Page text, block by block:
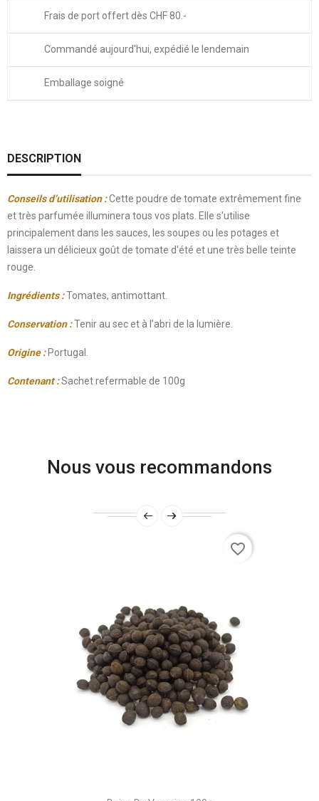
Frais de port offert dès CHF 80.-
Commandé aujourd'hui, expédié le lendemain
Emballage soigné
DESCRIPTION
Conseils d’utilisation :Cette poudre de tomate extrêmement fine
et très parfumée illuminera tous vos plats. Elle s'utilise
principalement dans les sauces, les soupes ou les potages et
laissera un délicieux goût de tomate d'été et une très belle teinte
rouge.
Ingrédients :Tomates, antimottant.
Conservation :Tenir au sec et à l’abri de la lumière.
Origine :Portugal.
Contenant :Sachet refermable de 100g
Nous vous recommandons
favorite_border